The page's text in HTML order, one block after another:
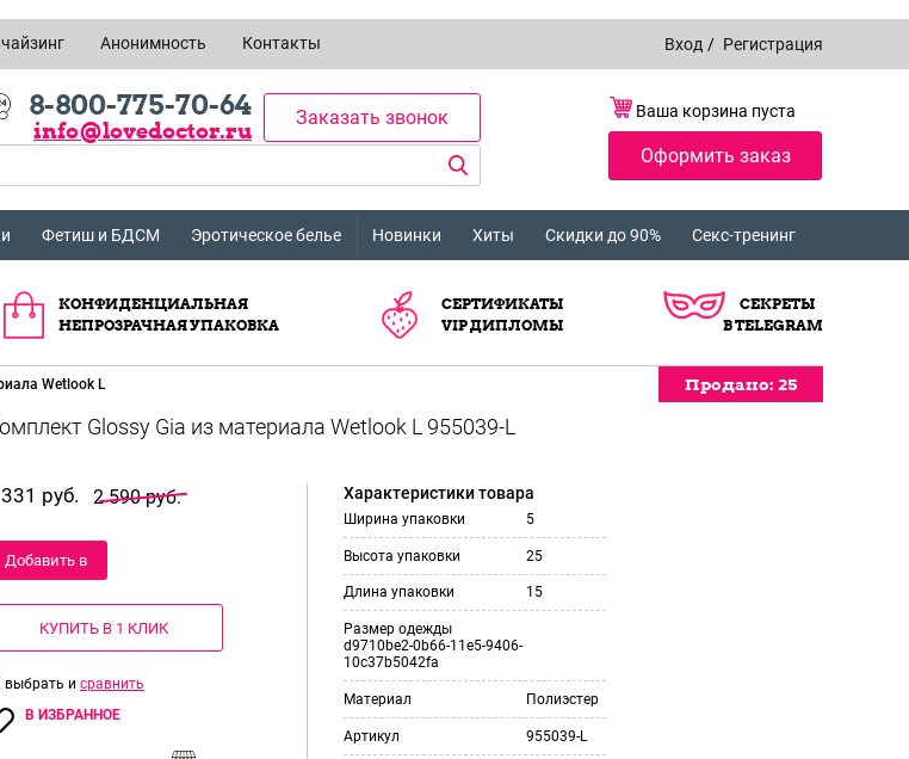
Анонимность Контакты Вход / Регистрация
8-800-775-70-64
info@lovedoctor.ru
Заказать звонок Ваша корзина пуста
Оформить заказ
Фетиш и БДСМ Эротическое белье Новинки Хиты Скидки до 90% Секс-тренинг
КОНФИДЕНЦИАЛЬНАЯ
НЕПРОЗРАЧНАЯ УПАКОВКА
СЕРТИФИКАТЫ
VIP ДИПЛОМЫ
СЕКРЕТЫ
В TELEGRAM
Wetlook L Продано: 25
Продано: 25
Продано: 25
Продано: 25
Продано: 25
руб. 2 590 руб.
Добавить в
корзину
КУПИТЬ В 1 КЛИК
выбрать и сравнить
В ИЗБРАННОЕ
Характеристики товара
Ширина упаковки 5
Высота упаковки 25
Длина упаковки 15
Размер одежды
d9710be2-0b66-11e5-9406-
10c37b5042fa
Материал Полиэстер
Артикул 955039-L